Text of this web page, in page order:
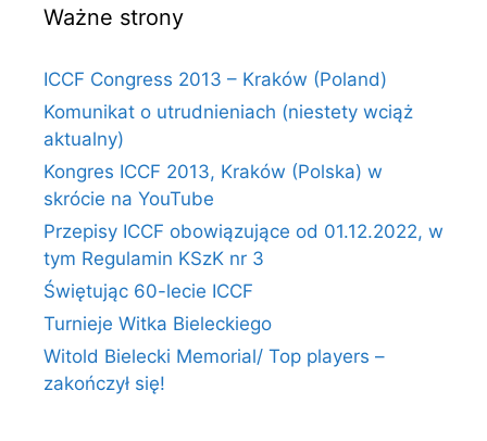
Ważne strony
ICCF Congress 2013 – Kraków (Poland)
Komunikat o utrudnieniach (niestety wciąż
aktualny)
Kongres ICCF 2013, Kraków (Polska) w
skrócie na YouTube
Przepisy ICCF obowiązujące od 01.12.2022, w
tym Regulamin KSzK nr 3
Świętując 60-lecie ICCF
Turnieje Witka Bieleckiego
Witold Bielecki Memorial/ Top players –
zakończył się!